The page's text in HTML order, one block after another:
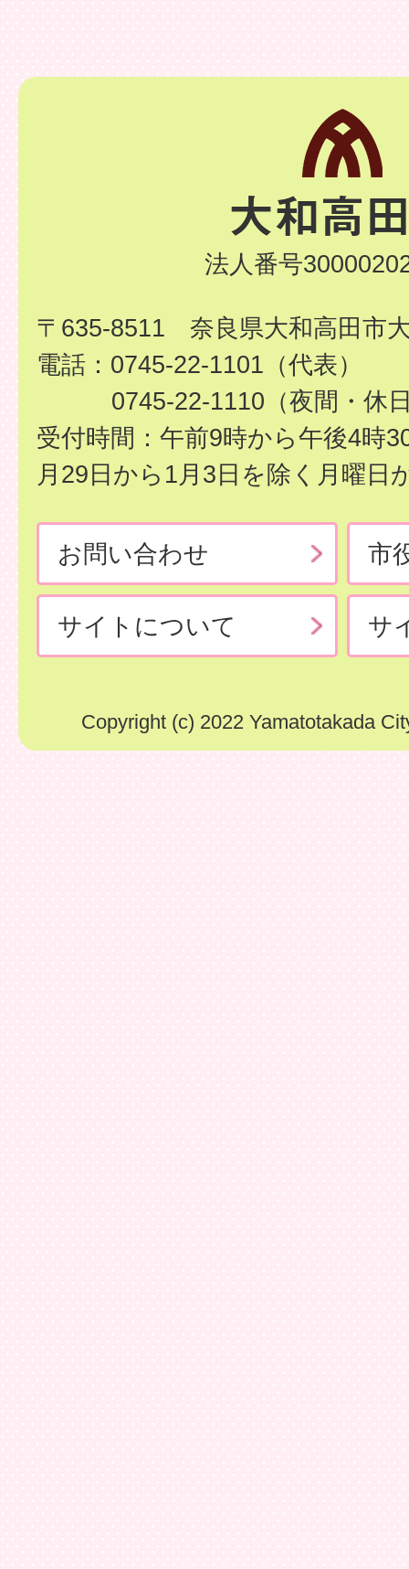
法人番号
〒635-8511 奈良県大和高田市
電話：0745-22-1101（代表）
0745-22-1110（夜間・休
受付時間：午前9時から午後4時
月29日から1月3日を除く月曜日
お問い合わせ 市
サイトについて サ
Copyright (c) 2022 Yamatotakada